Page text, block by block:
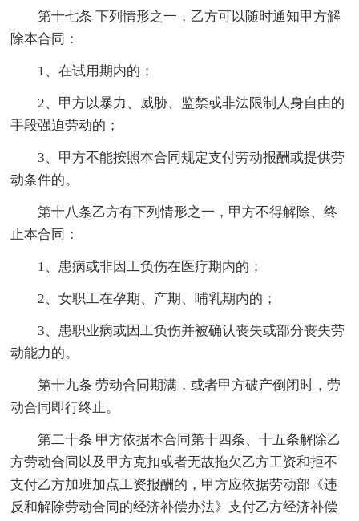
第十七条 下列情形之一，乙方可以随时通知甲方解
除本合同：
1、在试用期内的；
2、甲方以暴力、威胁、监禁或非法限制人身自由的
手段强迫劳动的；
3、甲方不能按照本合同规定支付劳动报酬或提供劳
动条件的。
第十八条乙方有下列情形之一，甲方不得解除、终
止本合同：
1、患病或非因工负伤在医疗期内的；
2、女职工在孕期、产期、哺乳期内的；
3、患职业病或因工负伤并被确认丧失或部分丧失劳
动能力的。
第十九条 劳动合同期满，或者甲方破产倒闭时，劳
动合同即行终止。
第二十条 甲方依据本合同第十四条、十五条解除乙
方劳动合同以及甲方克扣或者无故拖欠乙方工资和拒不
支付乙方加班加点工资报酬的，甲方应依据劳动部《违
反和解除劳动合同的经济补偿办法》支付乙方经济补偿